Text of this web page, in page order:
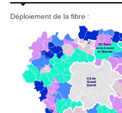
Déploiement de la fibre :